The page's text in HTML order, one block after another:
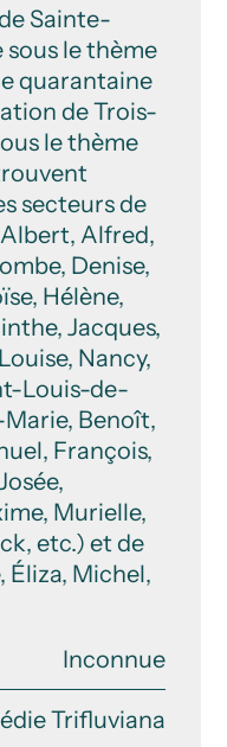
Sainte-
sous le thème
quarantaine
de Trois-
le thème
secteurs de
Alfred,
Denise,
Hélène,
Jacques,
Nancy,
Louis-de-
Benoît,
François,
Murielle,
etc.) et de
Michel,
Inconnue
Trifluviana